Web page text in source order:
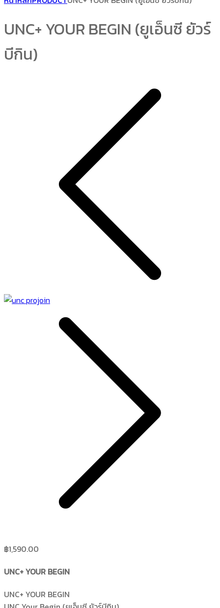
UNC+ YOUR BEGIN (ยูเอ็นซี ยัวร์
บีกิน)
฿1,590.00
UNC+ YOUR BEGIN
UNC+ YOUR BEGIN